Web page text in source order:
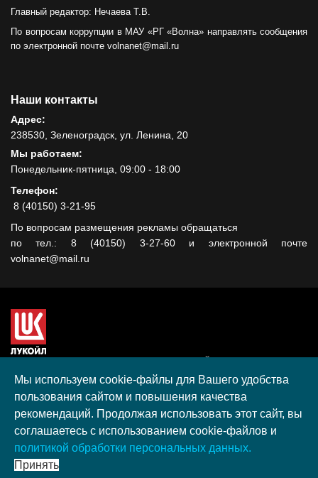
Главный редактор: Нечаева Т.В.
По вопросам коррупции в МАУ «РГ «Волна» направлять сообщения
по электронной почте volnanet@mail.ru
Наши контакты
Адрес:
238530, Зеленоградск, ул. Ленина, 20
Мы работаем:
Понедельник-пятница, 09:00 - 18:00
Телефон:
8 (40150) 3-21-95
По вопросам размещения рекламы обращаться
по тел.: 8 (40150) 3-27-60 и электронной почте
volnanet@mail.ru
гранта, полученного в рамках XIII Конкурса социальных и
культурных проектов ПАО "ЛУКОЙЛ" на территории
Калининградской области в 2020 году
Согласие на обработку персональных данных
Разработка, поддержка и продвижение S-Media group
© 2026 МАУ «Редакция общественно-политической газеты
Мы используем cookie-файлы для Вашего удобства
пользования сайтом и повышения качества
рекомендаций. Продолжая использовать этот сайт, вы
соглашаетесь с использованием cookie-файлов и
политикой обработки персональных данных.
Принять